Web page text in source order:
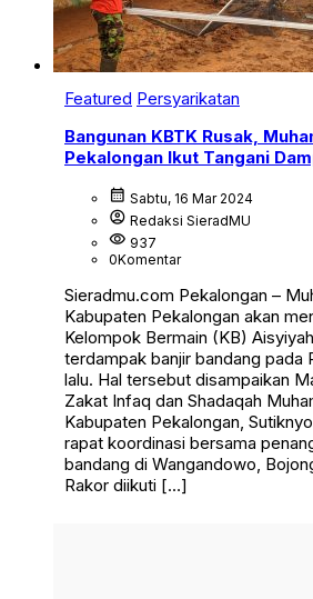
Featured Persyarikatan
Bangunan KBTK Rusak,
Pekalongan Ikut Tangani
calendar_month Sabtu, 16 Mar 2024
account_circle Redaksi SieradMU
visibility 937
0Komentar
Sieradmu.com Pekalongan –
Kabupaten Pekalongan akan
Kelompok Bermain (KB)
terdampak banjir bandang pada
lalu. Hal tersebut disampaikan
Zakat Infaq dan Shadaqah
Kabupaten Pekalongan,
rapat koordinasi bersama
bandang di Wangandowo,
Rakor diikuti […]